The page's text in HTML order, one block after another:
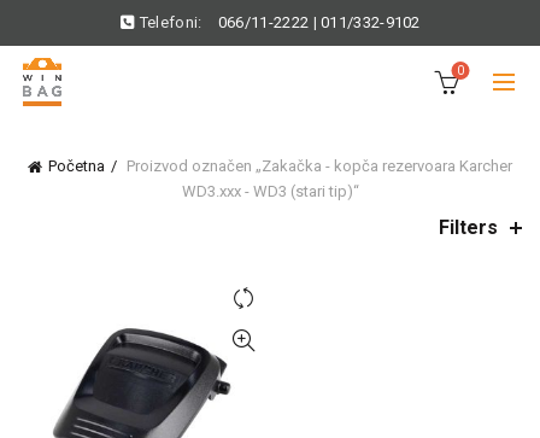
Telefoni: 066/11-2222 |011/332-9102
0
Početna
Proizvod označen „Zakačka - kopča rezervoara Karcher
WD3.xxx - WD3 (stari tip)“
Filters